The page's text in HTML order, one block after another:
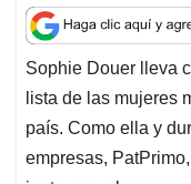
a
t
s
A
p
p
c
e
b
o
o
k
n
k
e
d
I
n
Sophie Douer lleva
lista de las mujeres
país. Como ella y
empresas,